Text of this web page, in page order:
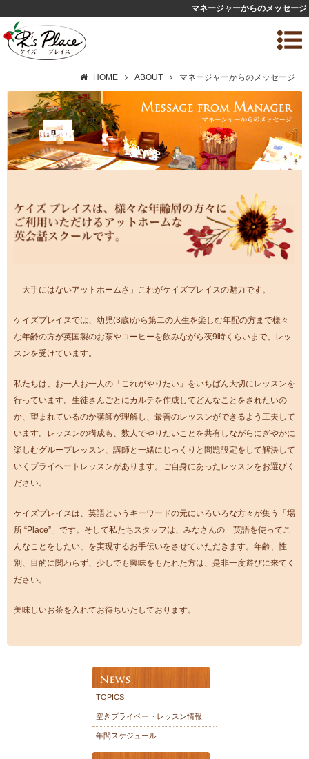
マネージャーからのメッセージ
HOME ABOUT マネージャーからのメッセージ
「大手にはないアットホームさ」これがケイズプレイスの魅力です。
ケイズプレイスでは、幼児(3歳)から第二の人生を楽しむ年配の方まで様々
な年齢の方が英国製のお茶やコーヒーを飲みながら夜9時くらいまで、レッ
スンを受けています。
私たちは、お一人お一人の「これがやりたい」をいちばん大切にレッスンを
行っています。生徒さんごとにカルテを作成してどんなことをされたいの
か、望まれているのか講師が理解し、最善のレッスンができるよう工夫して
います。レッスンの構成も、数人でやりたいことを共有しながらにぎやかに
楽しむグループレッスン、講師と一緒にじっくりと問題設定をして解決して
いくプライベートレッスンがあります。ご自身にあったレッスンをお選びく
ださい。
ケイズプレイスは、英語というキーワードの元にいろいろな方々が集う「場
所 “Place”」です。そして私たちスタッフは、みなさんの「英語を使ってこ
んなことをしたい」を実現するお手伝いをさせていただきます。年齢、性
別、目的に関わらず、少しでも興味をもたれた方は、是非一度遊びに来てく
ださい。
美味しいお茶を入れてお待ちいたしております。
TOPICS
空きプライベートレッスン情報
年間スケジュール